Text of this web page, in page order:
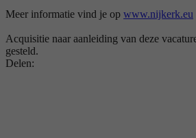
Meer informatie vind je op www.nijkerk.eu
Acquisitie naar aanleiding van deze
gesteld.
Delen: